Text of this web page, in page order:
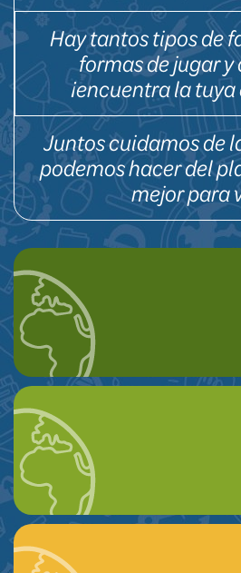
Hay tantos tipos de
formas de jugar y
¡encuentra la
Juntos cuidamos de
podemos hacer del
mejor para